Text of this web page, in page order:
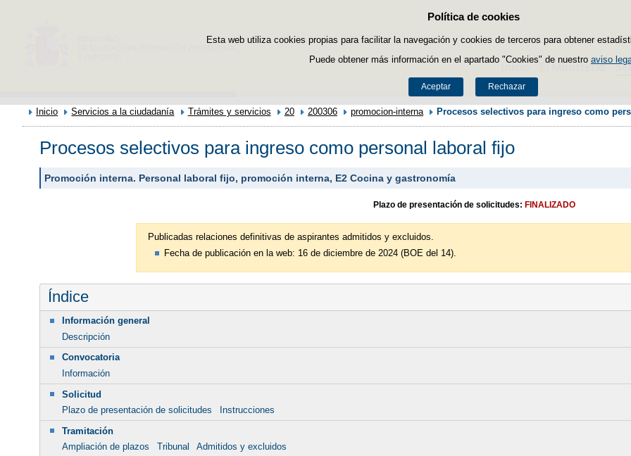
Política de cookies
Esta web utiliza cookies propias para facilitar la navegación y cookies de terceros para obtener
Puede obtener más información en el apartado "Cookies" de nuestro aviso
Aceptar Rechazar
Saltar al contenido
Inicio El Ministerio
Inicio Servicios a la ciudadanía Trámites y servicios 20 200306 promocion-interna Procesos selectivos para ingreso como
Procesos selectivos para ingreso como personal laboral fijo
Promoción interna. Personal laboral fijo, promoción interna, E2 Cocina y gastronomía
Plazo de presentación de solicitudes: FINALIZADO
Publicadas relaciones definitivas de aspirantes admitidos y excluidos.
Fecha de publicación en la web: 16 de diciembre de 2024 (BOE del 14).
Índice
Información general
Descripción
Convocatoria
Información
Solicitud
Plazo de presentación de solicitudes
Instrucciones
Tramitación
Ampliación de plazos
Tribunal
Admitidos y excluidos